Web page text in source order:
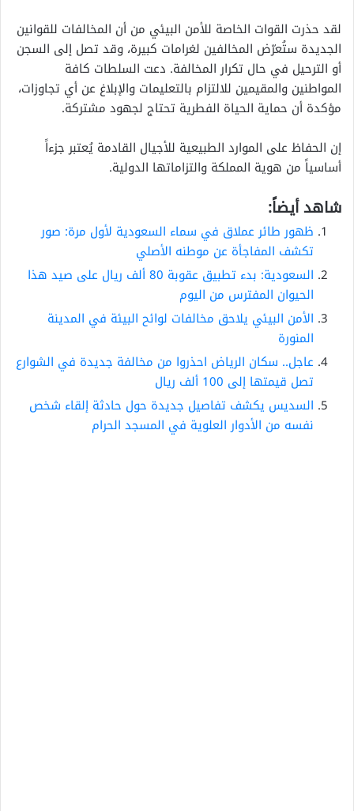
لقد حذرت القوات الخاصة للأمن البيئي من أن المخالفات للقوانين
الجديدة ستُعرّض المخالفين لغرامات كبيرة، وقد تصل إلى السجن
أو الترحيل في حال تكرار المخالفة. دعت السلطات كافة
المواطنين والمقيمين للالتزام بالتعليمات والإبلاغ عن أي تجاوزات،
مؤكدة أن حماية الحياة الفطرية تحتاج لجهود مشتركة.
إن الحفاظ على الموارد الطبيعية للأجيال القادمة يُعتبر جزءاً
أساسياً من هوية المملكة والتزاماتها الدولية.
شاهد أيضاً:
ظهور طائر عملاق في سماء السعودية لأول مرة: صور
تكشف المفاجأة عن موطنه الأصلي
السعودية: بدء تطبيق عقوبة 80 ألف ريال على صيد هذا
الحيوان المفترس من اليوم
الأمن البيئي يلاحق مخالفات لوائح البيئة في المدينة
المنورة
عاجل.. سكان الرياض احذروا من مخالفة جديدة في الشوارع
تصل قيمتها إلى 100 ألف ريال
السديس يكشف تفاصيل جديدة حول حادثة إلقاء شخص
نفسه من الأدوار العلوية في المسجد الحرام